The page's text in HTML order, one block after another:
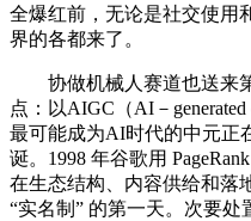
全爆红前，无论是社交使用
界的各都来了。
协做机械人赛道也送来第
点：以AIGC（AI－
最可能成为AI时代的中元正
诞。1998 年谷歌用
在生态结构、内容供给和落
“实名制” 的第一天。次要